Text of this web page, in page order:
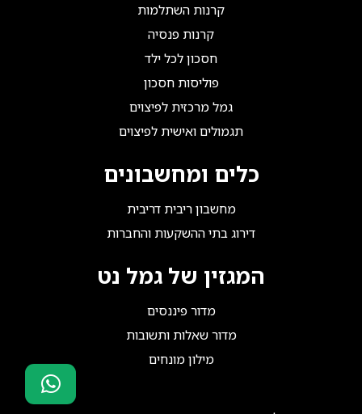
קרנות השתלמות
קרנות פנסיה
חסכון לכל ילד
פוליסות חסכון
גמל מרכזית לפיצוים
תגמולים ואישית לפיצוים
כלים ומחשבונים
מחשבון ריבית דריבית
דירוג בתי ההשקעות והחברות
המגזין של גמל נט
מדור פיננסים
מדור שאלות ותשובות
מילון מונחים